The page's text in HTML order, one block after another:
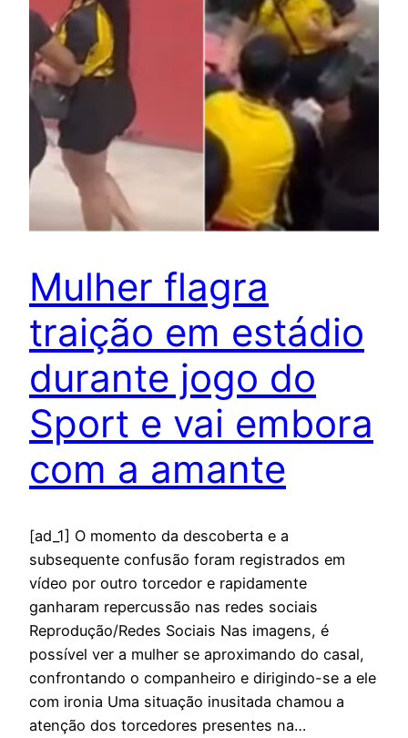
Mulher flagra
traição em estádio
durante jogo do
Sport e vai embora
com a amante
[ad_1] O momento da descoberta e a
subsequente confusão foram registrados em
vídeo por outro torcedor e rapidamente
ganharam repercussão nas redes sociais
Reprodução/Redes Sociais Nas imagens, é
possível ver a mulher se aproximando do casal,
confrontando o companheiro e dirigindo-se a ele
com ironia Uma situação inusitada chamou a
atenção dos torcedores presentes na…